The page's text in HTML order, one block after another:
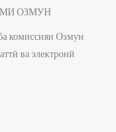
ОЗМУН
комиссияи Озмун
ва электронӣ